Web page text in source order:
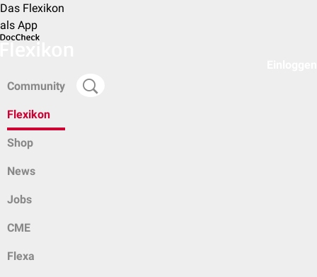
Das Flexikon
als App
Community
Flexikon
Shop
News
Jobs
CME
Flexa